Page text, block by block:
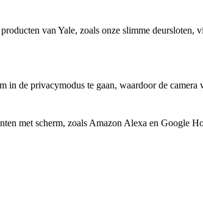
van Yale, zoals onze slimme deursloten,
de privacymodus te gaan, waardoor de
met scherm, zoals Amazon Alexa en Google